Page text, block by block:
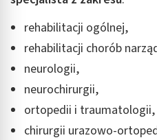
rehabilitacji ogólnej,
rehabilitacji chorób
neurologii,
neurochirurgii,
ortopedii i traumatologii,
chirurgii urazowo-